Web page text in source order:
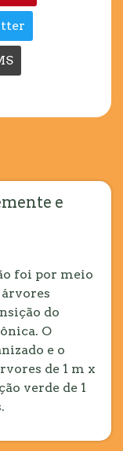
e
foi por meio
do
O
e o
de 1 m x
verde de 1